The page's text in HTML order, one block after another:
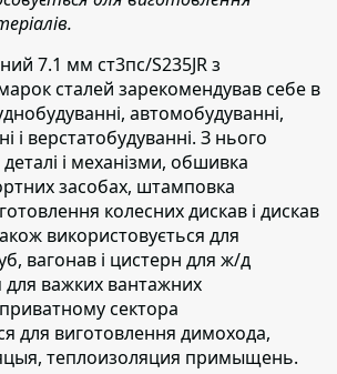
7.1 мм ст3пс/S235JR з
сталей зарекомендувавсебе в
автомобудуванні,
і верстатобудуванні. З нього
і механізми, обшивка
засобах, штамповка
колесних дискав і дискав
використовується для
вагонав і цистерн для ж/д
важких вантажних
сектора
для виготовлення димохода,
теплоизоляция примыщень.